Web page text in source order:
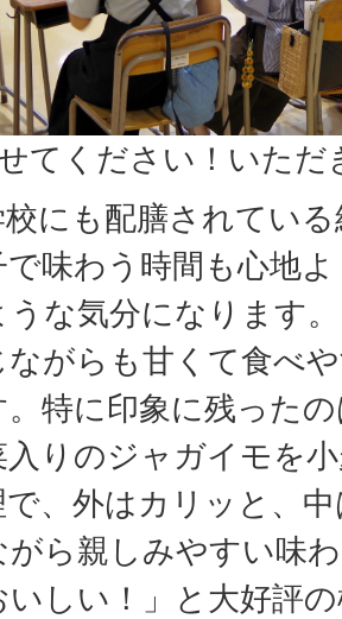
せてください！いただ
にも配膳されてい
味わう時間も心地
うな気分になります
ながらも甘くて食べ
。特に印象に残った
りのジャガイモを
、外はカリッと、
ら親しみやすい味
いしい！」と大好評